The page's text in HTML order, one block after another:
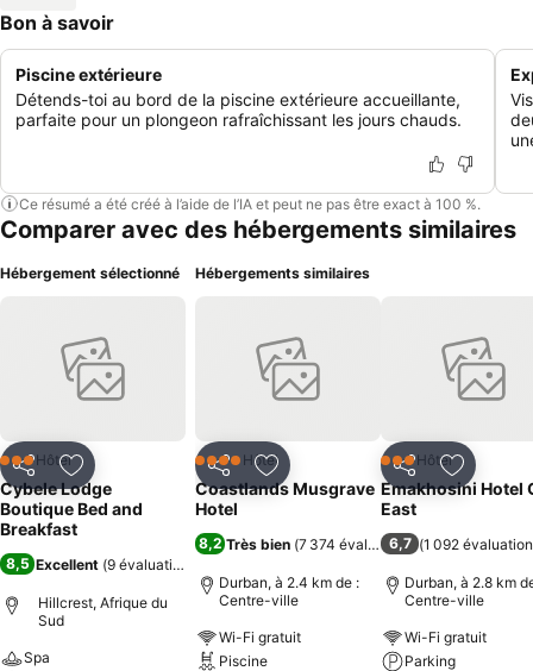
Bon à savoir
Piscine extérieure
Détends-toi au bord de la piscine extérieure accueillante,
parfaite pour un plongeon rafraîchissant les jours chauds.
Ce résumé a été créé à l’aide de l’IA et peut ne pas être exact à 100 %.
Comparer avec des hébergements similaires
Hébergement sélectionné
PartagerAjouter à mes favoris
3 ÉtoilesHôtel
Cybele Lodge
Boutique Bed and
Breakfast
8,5 Excellent (9 évaluations
Hillcrest, Afrique du
Sud
Spa
Hébergements similaires
PartagerAjouter à mes favoris
4 ÉtoilesHôtel
Coastlands Musgrave
Hotel
8,2 Très bien (7 374 évaluations)
Durban, à 2.4 km de :
Centre-ville
Wi-Fi gratuit
Piscine
PartagerAjouter
3 ÉtoilesHôtel
Emakhosini Hotel
East
6,7 (1 092
Durban, à 2.8 km
Centre-ville
Wi-Fi gratuit
Parking